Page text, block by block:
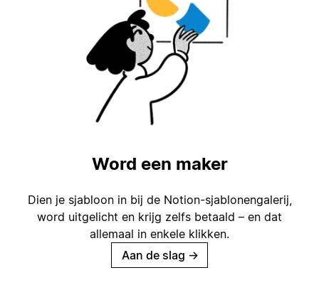
Word een maker
Dien je sjabloon in bij de Notion-sjablonengalerij,
word uitgelicht en krijg zelfs betaald – en dat
allemaal in enkele klikken.
Aan de slag →